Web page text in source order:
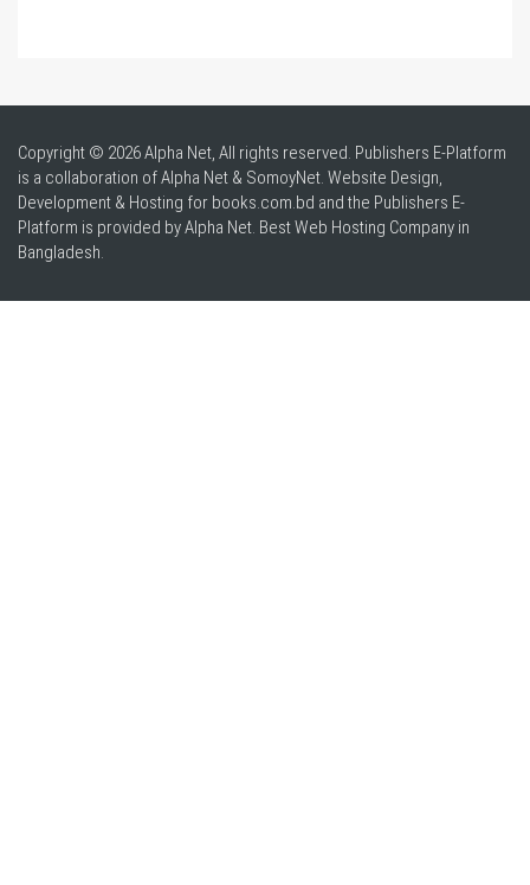
Copyright © 2026 Alpha Net, All rights reserved. Publishers E-Platform
is a collaboration of Alpha Net & SomoyNet. Website Design,
Development & Hosting for books.com.bd and the Publishers E-
Platform is provided by Alpha Net. BestWeb Hosting Company in
Bangladesh.